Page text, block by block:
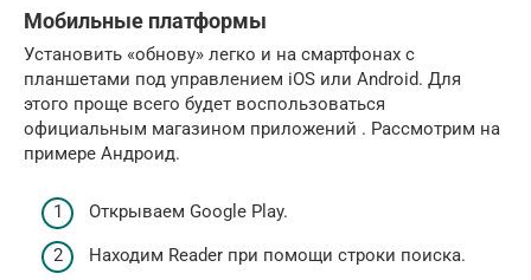
Мобильные платформы
Установить «обнову» легко и на смартфонах с
планшетами под управлением iOS или Android. Для
этого проще всего будет воспользоваться
официальным магазином приложений . Рассмотрим на
примере Андроид.
Открываем Google Play.
Находим Reader при помощи строки поиска.